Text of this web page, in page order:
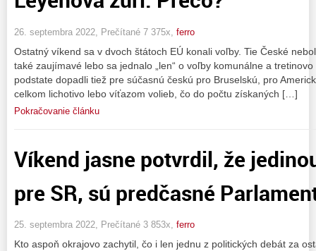
26. septembra 2022, Prečítané 7 375x, ferro
Ostatný víkend sa v dvoch štátoch EÚ konali voľby. Tie České
také zaujímavé lebo sa jednalo „len“ o voľby komunálne a
podstate dopadli tiež pre súčasnú českú pro Bruselskú, pro
celkom lichotivo lebo víťazom volieb, čo do počtu získaných […]
Pokračovanie článku
Víkend jasne potvrdil, že
pre SR, sú predčasné
25. septembra 2022, Prečítané 3 853x, ferro
Kto aspoň okrajovo zachytil, čo i len jednu z politických debát za